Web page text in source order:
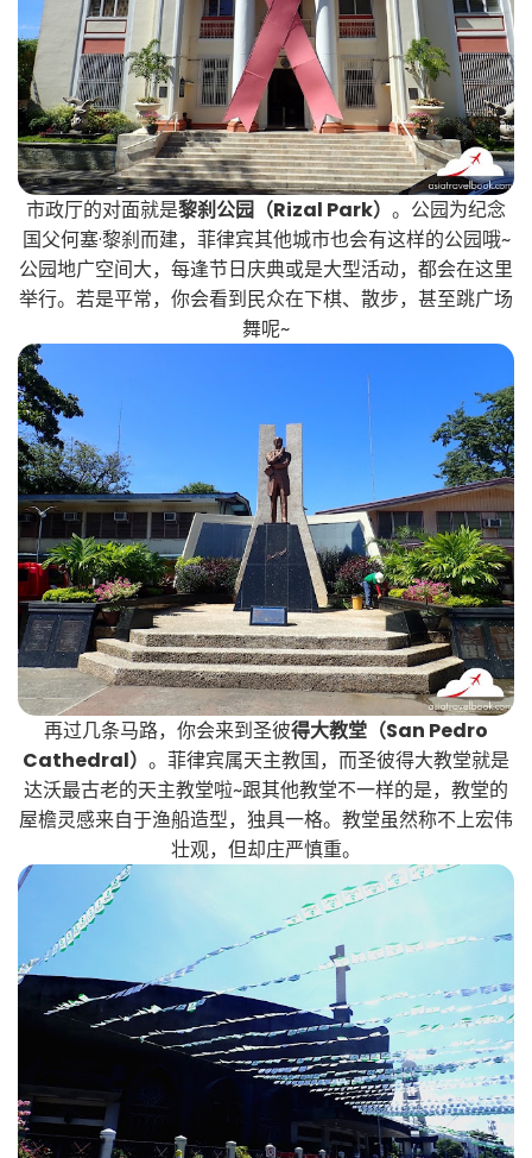
市政厅的对面就是黎刹公园（Rizal Park） 。公园为纪念
国父何塞·黎刹而建，菲律宾其他城市也会有这样的公园哦~
公园地广空间大，每逢节日庆典或是大型活动，都会在这里
举行。若是平常，你会看到民众在下棋、散步，甚至跳广场
舞呢~
再过几条马路，你会来到圣彼得大教堂（San Pedro
Cathedral） 。菲律宾属天主教国，而圣彼得大教堂就是
达沃最古老的天主教堂啦~跟其他教堂不一样的是，教堂的
屋檐灵感来自于渔船造型，独具一格。教堂虽然称不上宏伟
壮观，但却庄严慎重。